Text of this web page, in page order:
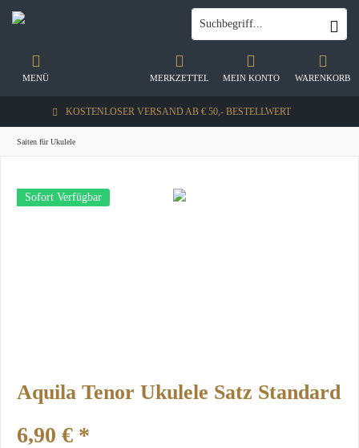
KOSTENLOSER VERSAND AB € 50,- BESTELLWERT
WARENKORB
MERKZETTEL MEIN KONTO
MENÜ
Saiten für Ukulele
Sofort Verfügbar
Aquila Tenor Ukulele Satz Standard
6,90 € *